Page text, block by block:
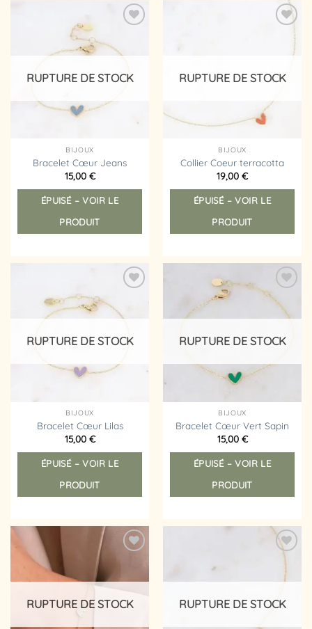
liste
RUPTURE DE STOCK
BIJOUX
Bracelet Cœur Jeans
15,00 €
ÉPUISÉ – VOIR LE
PRODUIT
RUPTURE DE STOCK
BIJOUX
Collier Coeur terracotta
19,00 €
ÉPUISÉ – VOIR LE
PRODUIT
liste
RUPTURE DE STOCK
BIJOUX
Bracelet Cœur Lilas
15,00 €
ÉPUISÉ – VOIR LE
PRODUIT
Ajouter
à la
liste
RUPTURE DE STOCK
BIJOUX
Bracelet Cœur Vert Sapin
15,00 €
ÉPUISÉ – VOIR LE
PRODUIT
liste
d’envies
RUPTURE DE STOCK
Ajouter
liste
RUPTURE DE STOCK